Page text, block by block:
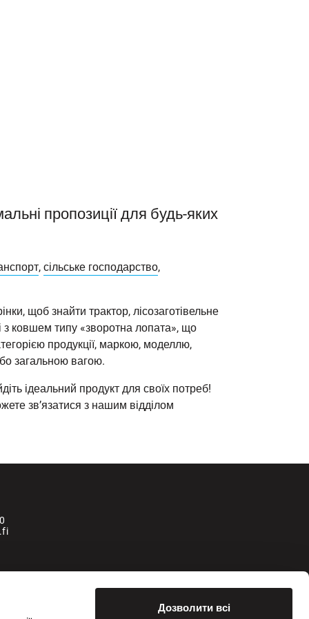
Дозволити всі
пропозиції для будь-яких
, сільське господарство,
щоб знайти трактор, лісозаготівельне
з ковшем типу «зворотна лопата», що
продукції, маркою, моделлю,
загальною вагою.
ідеальний продукт для своїх потреб!
зв’язатися з нашим відділом